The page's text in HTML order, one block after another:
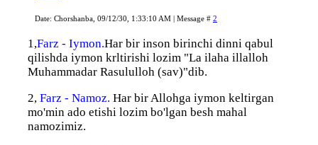
Date: Chorshanba, 09/12/30, 1:33:10 AM | Message # 2
1,Farz - Iymon.Har bir inson birinchi dinni qabul
qilishda iymon krltirishi lozim "La ilaha illalloh
Muhammadar Rasululloh (sav)"dib.
2, Farz - Namoz. Har bir Allohga iymon keltirgan
mo'min ado etishi lozim bo'lgan besh mahal
namozimiz.